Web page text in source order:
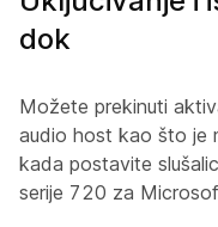
dok
Možete prekinuti
audio host kao što je
kada postavite
serije 720 za